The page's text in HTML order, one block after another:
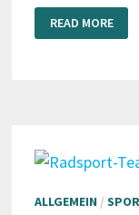
HANDBALLTAG
BEGEISTERT
80
READ MORE
ALLGEMEIN /